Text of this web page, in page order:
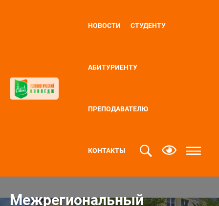
НОВОСТИ СТУДЕНТУ
АБИТУРИЕНТУ
ПРЕПОДАВАТЕЛЮ
КОНТАКТЫ
Межрегиональный